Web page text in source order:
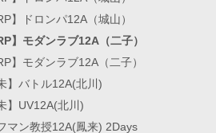
】ドロンパ12A（城山）
】モダンラブ12A（二子）
】モダンラブ12A（二子）
】バトル12A(北川)
】UV12A(北川)
マン教授12A(鳳来) 2Days